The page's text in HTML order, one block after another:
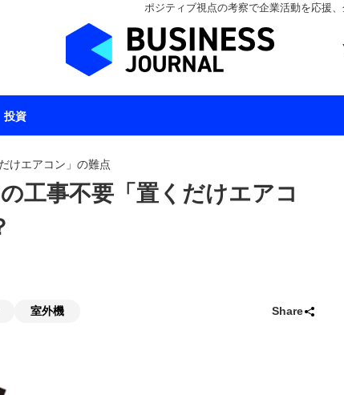
ポジティブ視点の考察で企業活動を応援
けエアコン」の難点
工事不要「置くだけエアコ
室外機 Share
投資